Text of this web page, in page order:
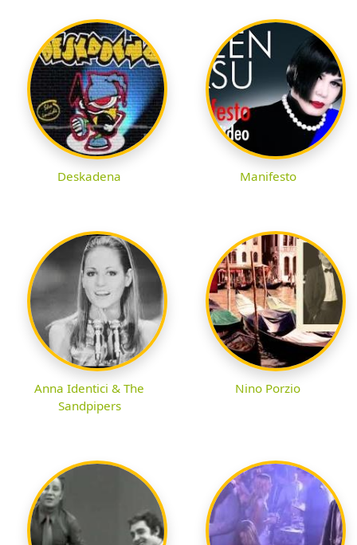
Deskadena Manifesto
Anna Identici & The
Sandpipers
Nino Porzio